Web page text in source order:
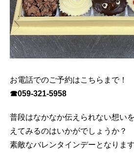
お電話でのご予約はこちらまで！
☎059‐321-5958
普段はなかなか伝えられない想い
えてみるのはいかがでしょうか？
素敵なバレンタインデーとなりま